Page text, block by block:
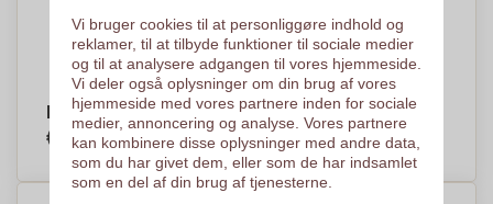
Blyantspidser med viskelæder - Emil
€0,75 Efter stykke, baseret på % af stykker
Vi bruger cookies til at personliggøre indhold og
reklamer, til at tilbyde funktioner til sociale medier
og til at analysere adgangen til vores hjemmeside.
Vi deler også oplysninger om din brug af vores
hjemmeside med vores partnere inden for sociale
medier, annoncering og analyse. Vores partnere
kan kombinere disse oplysninger med andre data,
som du har givet dem, eller som de har indsamlet
som en del af din brug af tjenesterne.